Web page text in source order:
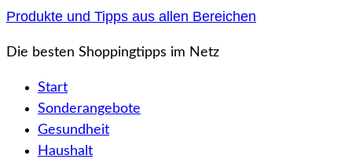
Zum
springen
Produkte und Tipps aus allen Bereichen
Die besten Shoppingtipps im Netz
Start
Sonderangebote
Gesundheit
Haushalt